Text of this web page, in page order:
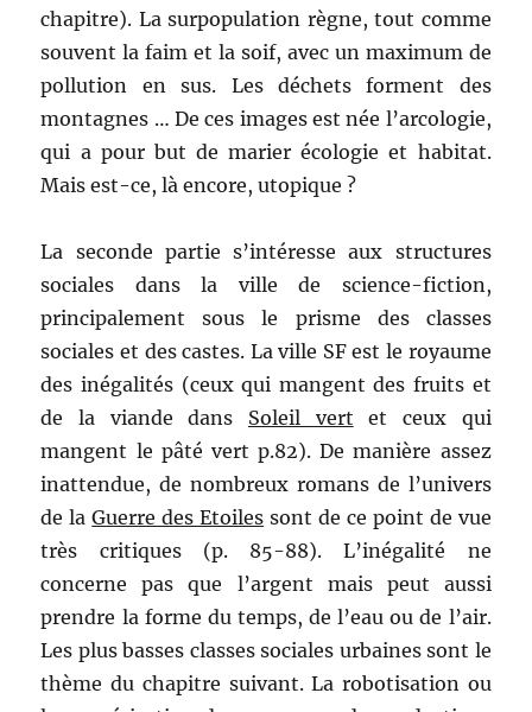
chapitre). La surpopulation règne, tout comme
souvent la faim et la soif, avec un maximum de
pollution en sus. Les déchets forment des
montagnes … De ces images est née l’arcologie,
qui a pour but de marier écologie et habitat.
Mais est-ce, là encore, utopique ?
La seconde partie s’intéresse aux structures
sociales dans la ville de science-fiction,
principalement sous le prisme des classes
sociales et des castes. La ville SF est le royaume
des inégalités (ceux qui mangent des fruits et
de la viande dans Soleil vert et ceux qui
mangent le pâté vert p.82). De manière assez
inattendue, de nombreux romans de l’univers
de laGuerre des Etoiles sont de ce point de vue
très critiques (p. 85-88). L’inégalité ne
concerne pas que l’argent mais peut aussi
prendre la forme du temps, de l’eau ou de l’air.
Les plus basses classes sociales urbaines sont le
thème du chapitre suivant. La robotisation ou